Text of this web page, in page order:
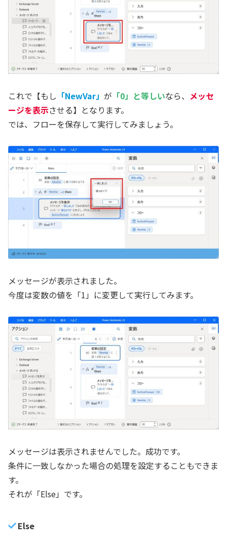
これで【もし 「NewVar」 が 「0」と等しいなら、 メッセ
ージを表示させる】となります。
では、フローを保存して実行してみましょう。
メッセージが表示されました。
今度は変数の値を「1」に変更して実行してみます。
メッセージは表示されませんでした。成功です。
条件に一致しなかった場合の処理を設定することもできま
す。
それが「Else」です。
Else